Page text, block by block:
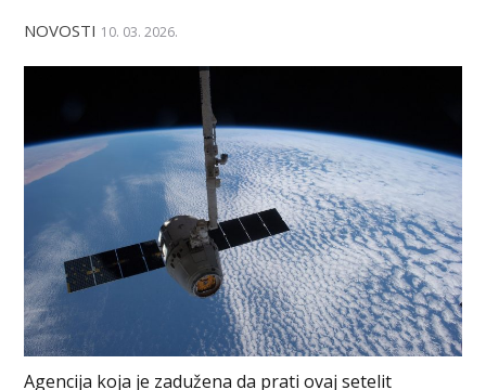
NOVOSTI 10. 03. 2026.
Agencija koja je zadužena da prati ovaj setelit